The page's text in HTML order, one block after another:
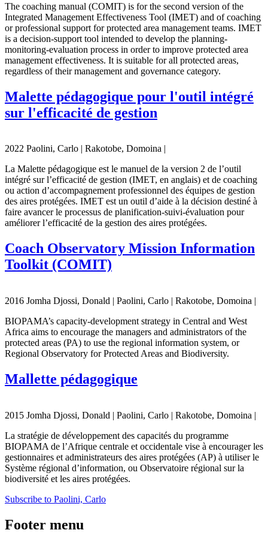
The coaching manual (COMIT) is for the second version of the
Integrated Management Effectiveness Tool (IMET) and of coaching
or professional support for protected area management teams. IMET
is a decision-support tool intended to develop the planning-
monitoring-evaluation process in order to improve protected area
management effectiveness. It is suitable for all protected areas,
regardless of their management and governance category.
Malette pédagogique pour l'outil intégré
sur l'efficacité de gestion
2022 Paolini, Carlo | Rakotobe, Domoina |
La Malette pédagogique est le manuel de la version 2 de l’outil
intégré sur l’efficacité de gestion (IMET, en anglais) et de coaching
ou action d’accompagnement professionnel des équipes de gestion
des aires protégées. IMET est un outil d’aide à la décision destiné à
faire avancer le processus de planification-suivi-évaluation pour
améliorer l’efficacité de la gestion des aires protégées.
Coach Observatory Mission Information
Toolkit (COMIT)
2016 Jomha Djossi, Donald | Paolini, Carlo | Rakotobe, Domoina |
BIOPAMA’s capacity-development strategy in Central and West
Africa aims to encourage the managers and administrators of the
protected areas (PA) to use the regional information system, or
Regional Observatory for Protected Areas and Biodiversity.
Mallette pédagogique
2015 Jomha Djossi, Donald | Paolini, Carlo | Rakotobe, Domoina |
La stratégie de développement des capacités du programme
BIOPAMA de l’Afrique centrale et occidentale vise à encourager les
gestionnaires et administrateurs des aires protégées (AP) à utiliser le
Système régional d’information, ou Observatoire régional sur la
biodiversité et les aires protégées.
Subscribe to Paolini, Carlo
Footer menu